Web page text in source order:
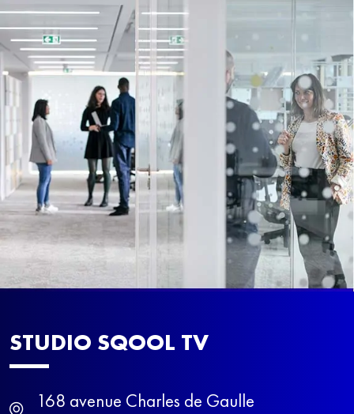
STUDIO SQOOL TV
168 avenue Charles de Gaulle